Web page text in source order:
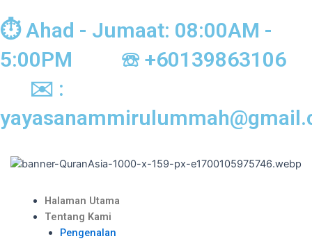
to
content
⏱︎ Ahad - Jumaat: 08:00AM -
5:00PM ☏ +60139863106
✉︎ :
Halaman Utama
Tentang Kami
Pengenalan
Menu